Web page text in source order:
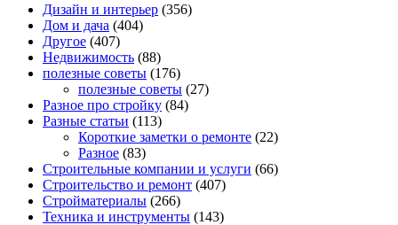
Дизайн и интерьер (356)
Дом и дача (404)
Другое (407)
Недвижимость (88)
полезные советы (176)
полезные советы (27)
Разное про стройку (84)
Разные статьи (113)
Короткие заметки о ремонте (22)
Разное (83)
Строительные компании и услуги (66)
Строительство и ремонт (407)
Стройматериалы (266)
Техника и инструменты (143)